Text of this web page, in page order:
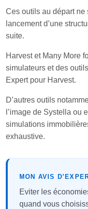
Ces outils au départ ne
lancement d’une
suite.
Harvest et Many More
simulateurs et des
Expert pour Harvest.
D’autres outils
l’image de Systella ou
simulations
exhaustive.
MON AVIS
Eviter les
quand vous